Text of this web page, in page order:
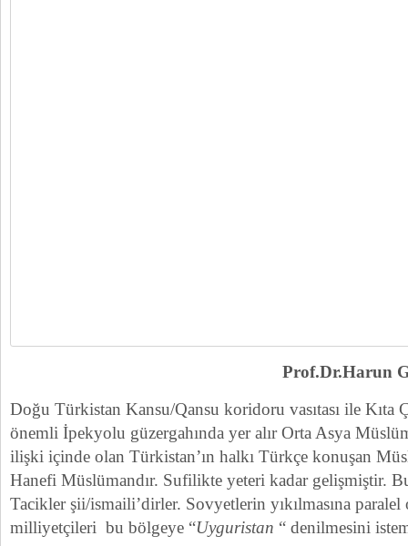
Prof.Dr.Harun
Doğu Türkistan Kansu/Qansu koridoru vasıtası ile Kıta
önemli İpekyolu güzergahında yer alır Orta Asya
ilişki içinde olan Türkistan’ın halkı Türkçe konuşan
Hanefi Müslümandır. Sufilikte yeteri kadar gelişmiştir.
Tacikler şii/ismaili’dirler. Sovyetlerin yıkılmasına
milliyetçileri bu bölgeye “Uyguristan “ denilmesini